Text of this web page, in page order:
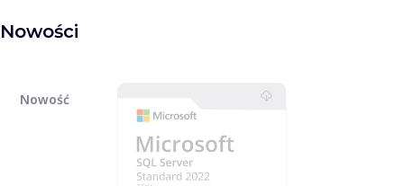
Nowości
Nowość